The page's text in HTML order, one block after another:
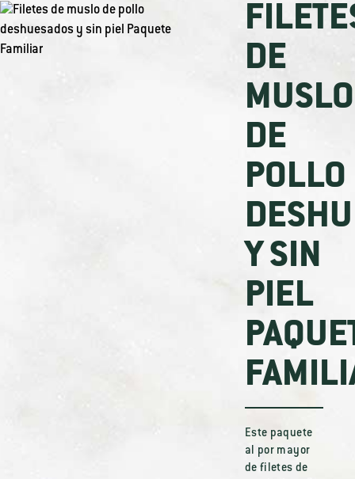
DE
MUSLO
DE
POLLO
Y SIN
PIEL
Este paquete
al por mayor
de filetes de